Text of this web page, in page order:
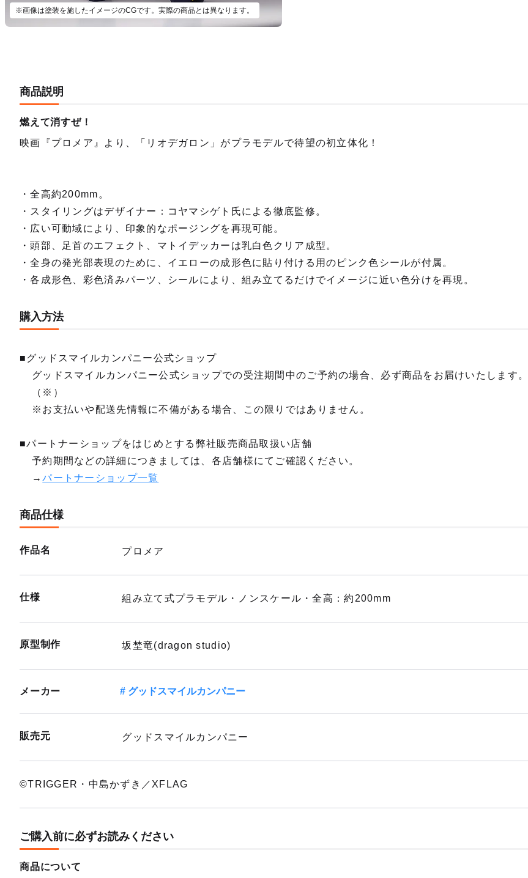
※画像は塗装を施したイメージのCGです。実際の商品とは異なります。
商品説明
燃えて消すぜ！
映画『プロメア』より、「リオデガロン」がプラモデルで待望の初立体化！
・全高約200mm。
・スタイリングはデザイナー：コヤマシゲト氏による徹底監修。
・広い可動域により、印象的なポージングを再現可能。
・頭部、足首のエフェクト、マトイデッカーは乳白色クリア成型。
・全身の発光部表現のために、イエローの成形色に貼り付ける用のピンク色シールが付属。
・各成形色、彩色済みパーツ、シールにより、組み立てるだけでイメージに近い色分けを再現。
購入方法
■グッドスマイルカンパニー公式ショップ
グッドスマイルカンパニー公式ショップでの受注期間中のご予約の場合、必ず商品をお届けいたします。
（※）
※お支払いや配送先情報に不備がある場合、この限りではありません。
■パートナーショップをはじめとする弊社販売商品取扱い店舗
予約期間などの詳細につきましては、各店舗様にてご確認ください。
→パートナーショップ一覧
商品仕様
作品名 プロメア
仕様 組み立て式プラモデル・ノンスケール・全高：約200mm
原型制作 坂埜竜(dragon studio)
メーカー グッドスマイルカンパニー
販売元 グッドスマイルカンパニー
©TRIGGER・中島かずき／XFLAG
ご購入前に必ずお読みください
商品について